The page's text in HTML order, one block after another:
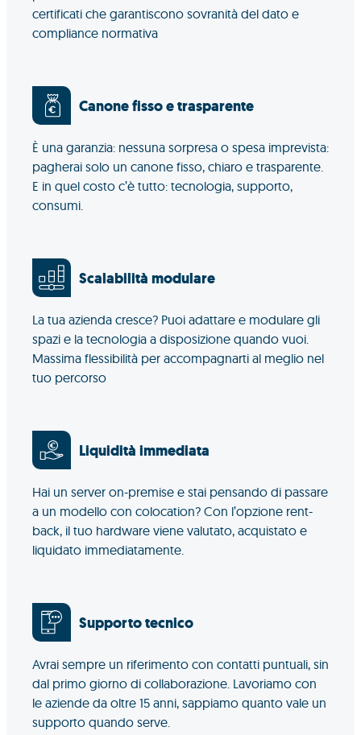
certificati che garantiscono sovranità del dato e
compliance normativa
Canone fisso e trasparente
È una garanzia: nessuna sorpresa o spesa imprevista:
pagherai solo un canone fisso, chiaro e trasparente.
E in quel costo c’è tutto: tecnologia, supporto,
consumi.
Scalabilità modulare
La tua azienda cresce? Puoi adattare e modulare gli
spazi e la tecnologia a disposizione quando vuoi.
Massima flessibilità per accompagnarti al meglio nel
tuo percorso
Liquidità immediata
Hai un server on-premise e stai pensando di passare
a un modello con colocation? Con l’opzione rent-
back, il tuo hardware viene valutato, acquistato e
liquidato immediatamente.
Supporto tecnico
Avrai sempre un riferimento con contatti puntuali, sin
dal primo giorno di collaborazione. Lavoriamo con
le aziende da oltre 15 anni, sappiamo quanto vale un
supporto quando serve.